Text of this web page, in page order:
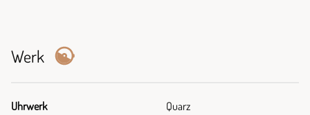
Werk
Uhrwerk Quarz